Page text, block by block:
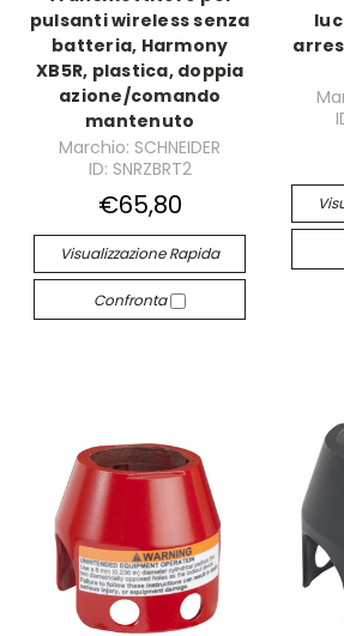
pulsanti wireless senza
batteria, Harmony
XB5R, plastica, doppia
azione/comando
mantenuto
Marchio: SCHNEIDER
ID: SNRZBRT2
€65,80
Visualizzazione Rapida
Confronta